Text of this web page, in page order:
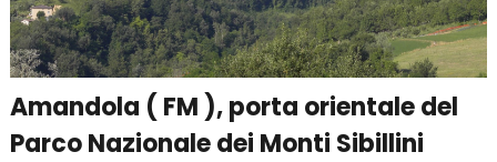
Amandola ( FM ), porta orientale del
Parco Nazionale dei Monti Sibillini